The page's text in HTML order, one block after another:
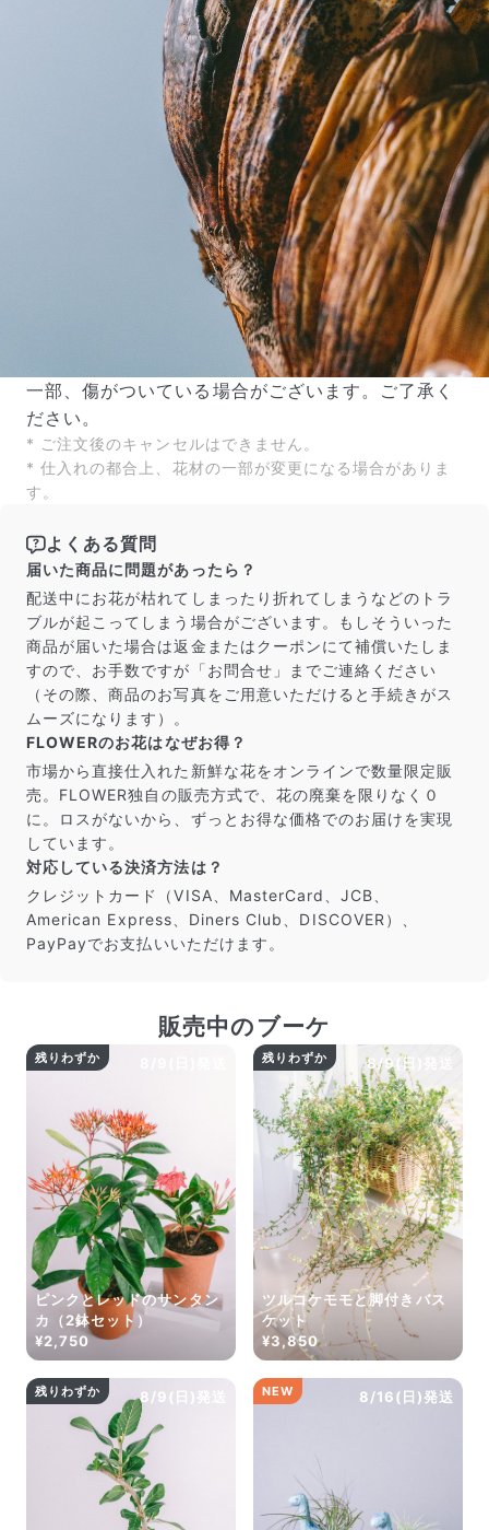
写真と同じものが届く？
商品ページに掲載している写真は、実際にお届けする商
品を撮影したものです。お花は生き物なので、どうして
も色味やサイズ・咲き方に個体差はありますが、できる
だけ写真のイメージに近いものをお届けできるように人
の目でチェックをしています。
よくある質問
Q. 毎月自動でお花が届くサービスですか？
いいえ、毎月自動でお届けするサービスではありません。好
きな時に好きな花をご注文いただけます。
Q. 配送できないエリアはありますか？
ただいま沖縄・離島エリアへの配送には対応しておりませ
ん。ご了承ください。
Q. 配送日時は指定できますか？
お花をベストなタイミングで発送しているため、お届け日の
指定はできません。受け取り時間帯は、発送後にクロネコヤ
マトのアプリから変更可能です。
Q. 注文後にキャンセルできますか？
ご注文後一定時間内であればキャンセル可能です。
一部、傷がついている場合がございます。ご了承く
ださい。
* ご注文後のキャンセルはできません。
* 仕入れの都合上、花材の一部が変更になる場合がありま
す。
よくある質問
届いた商品に問題があったら？
配送中にお花が枯れてしまったり折れてしまうなどのトラ
ブルが起こってしまう場合がございます。もしそういった
商品が届いた場合は返金またはクーポンにて補償いたしま
すので、お手数ですが「お問合せ」までご連絡ください
（その際、商品のお写真をご用意いただけると手続きがス
ムーズになります）。
FLOWERのお花はなぜお得？
市場から直接仕入れた新鮮な花をオンラインで数量限定販
売。FLOWER独自の販売方式で、花の廃棄を限りなく０
に。ロスがないから、ずっとお得な価格でのお届けを実現
しています。
対応している決済方法は？
クレジットカード（VISA、MasterCard、JCB、
American Express、Diners Club、DISCOVER）、
PayPayでお支払いいただけます。
販売中のブーケ
残りわずか
ピンクとレッドのサンタン
カ（2鉢セット）
¥2,750
8/9(日)発送
残りわずか
ツルコケモモと脚付きバス
ケット
¥3,850
8/9(日)発送
残りわずか 8/16(日)発送
NEW